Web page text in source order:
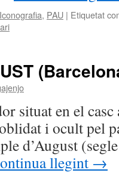
Iconografia, PAU | Etiquetat
situat en el
i ocult pel
d’August
llegint →